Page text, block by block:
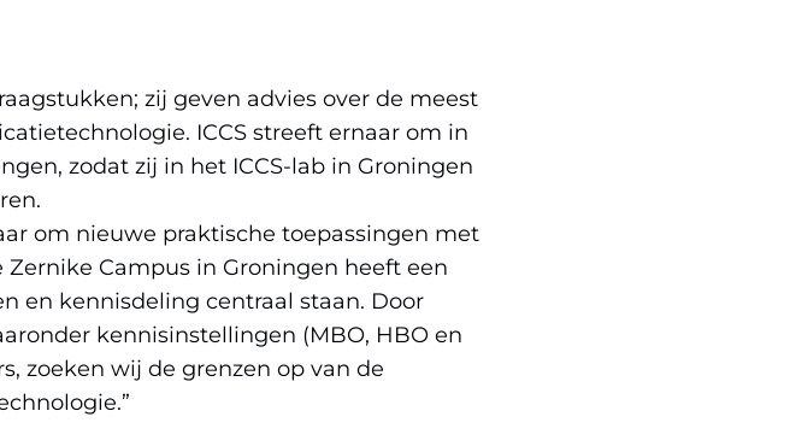
zij geven advies over de meest
ICCS streeft ernaar om in
zodat zij in het ICCS-lab in Groningen
om nieuwe praktische toepassingen met
Zernike Campus in Groningen heeft een
en kennisdeling centraal staan. Door
kennisinstellingen (MBO, HBO en
zoeken wij de grenzen op van de